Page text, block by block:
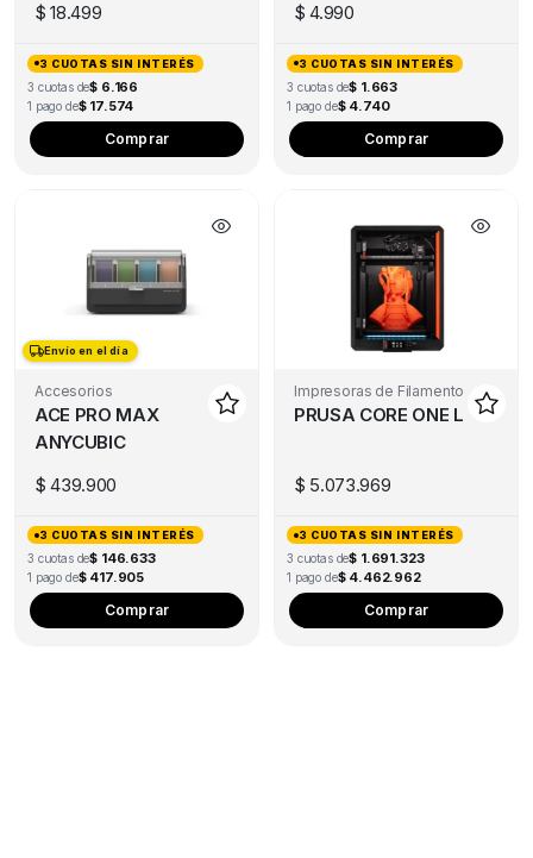
$ 18.499
3 CUOTAS SIN INTERÉS
3 cuotas de$ 6.166
1 pago de$ 17.574
Comprar
This
product
chosen
product
CALEFACTOR
ARTILLERY
HORNET
$ 4.990
3 CUOTAS SIN INTERÉS
3 cuotas de$ 1.663
1 pago de$ 4.740
Comprar
Envío en el día
Envío en el día
Accesorios
ACE PRO MAX
ANYCUBIC
$ 439.900
3 CUOTAS SIN INTERÉS
3 cuotas de$ 146.633
1 pago de$ 417.905
Comprar
Impresoras de Filamento
PRUSA CORE ONE L
$ 5.073.969
3 CUOTAS SIN INTERÉS
3 cuotas de$ 1.691.323
1 pago de$ 4.462.962
Comprar